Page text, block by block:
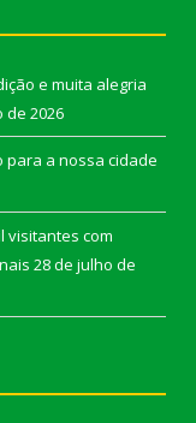
e muita alegria
de 2026
para a nossa cidade
visitantes com
28 de julho de